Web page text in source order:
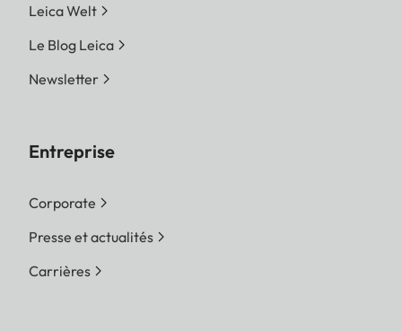
Leica Welt
Le Blog Leica
Newsletter
Entreprise
Corporate
Presse et actualités
Carrières